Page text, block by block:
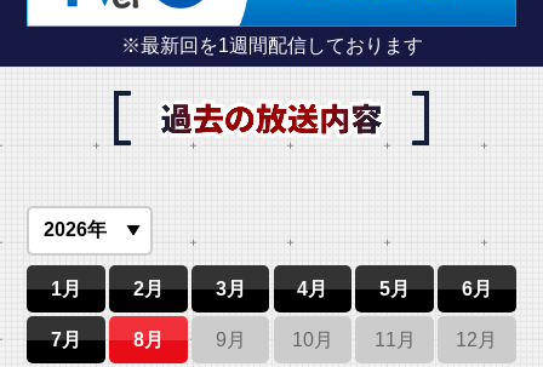
※最新回を1週間配信しております
1月 2月 3月 4月 5月 6月
7月 8月 9月 10月 11月 12月